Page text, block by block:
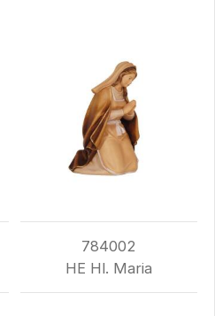
784002
HE Hl. Maria